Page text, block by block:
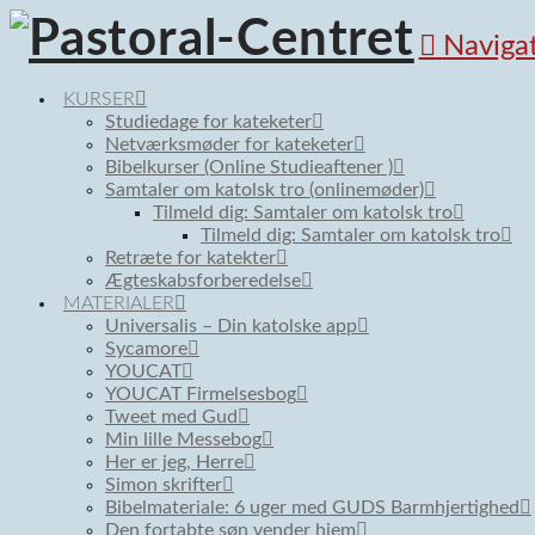
KURSER
Studiedage for kateketer
Netværksmøder for kateketer
Bibelkurser (Online Studieaftener )
Samtaler om katolsk tro (onlinemøder)
Tilmeld dig: Samtaler om katolsk tro
Tilmeld dig: Samtaler om katolsk tro
Retræte for katekter
Ægteskabsforberedelse
MATERIALER
Universalis – Din katolske app
Sycamore
YOUCAT
YOUCAT Firmelsesbog
Tweet med Gud
Min lille Messebog
Her er jeg, Herre
Simon skrifter
Bibelmateriale: 6 uger med GUDS Barmhjertighed
Den fortabte søn vender hjem